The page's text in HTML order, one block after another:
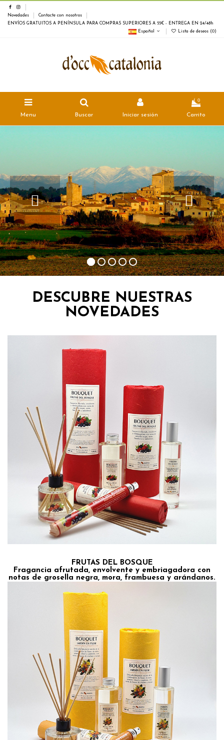
Novedades
Contacte con nosotros
ENVÍOS GRATUITOS A PENÍNSULA PARA COMPRAS SUPERIORES A 55€ - ENTREGA EN 24/48h
Español
Lista de deseos (0)
Menu Buscar Iniciar sesión
0
Carrito
DESCUBRE NUESTRAS
NOVEDADES
FRUTAS DEL BOSQUE
Fragancia afrutada, envolvente y embriagadora con
notas de grosella negra, mora, frambuesa y arándanos.